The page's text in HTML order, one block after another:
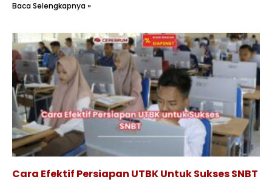
Baca Selengkapnya »
Cara Efektif Persiapan UTBK Untuk Sukses SNBT